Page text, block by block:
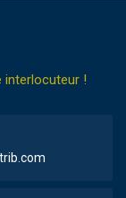
interlocuteur !